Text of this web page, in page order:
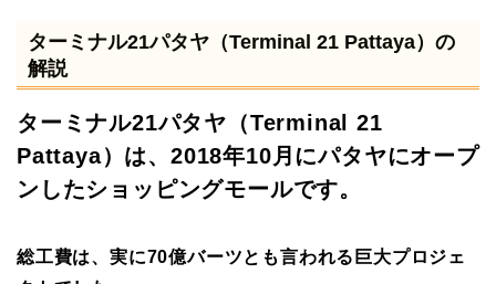
ターミナル21パタヤ（Terminal 21 Pattaya）の
解説
ターミナル21パタヤ（Terminal 21
Pattaya）は、2018年10月にパタヤにオープ
ンしたショッピングモールです。
総工費は、実に70億バーツとも言われる巨大プロジェ